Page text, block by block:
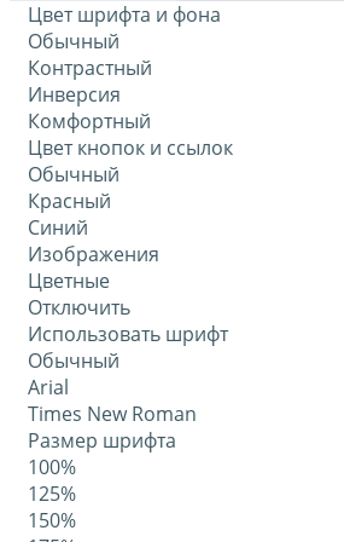
Цвет шрифта и фона
Обычный
Контрастный
Инверсия
Комфортный
Цвет кнопок и ссылок
Обычный
Красный
Синий
Изображения
Цветные
Отключить
Использовать шрифт
Обычный
Arial
Times New Roman
Размер шрифта
100%
125%
150%